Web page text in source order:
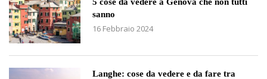
sanno
16 Febbraio 2024
Langhe: cose da vedere e da fare tra